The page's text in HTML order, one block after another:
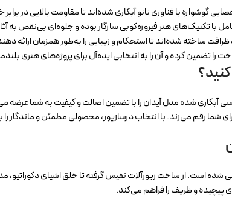
گوشواره با فناوری نانو آبکاری شده‌اند تا مقاومت بالایی در
با تکنیک‌های هنر فیروزه‌کوبی سازگار بوده و جلوه‌ای بی‌نقص به
ساخته شده‌اند تا استحکام و زیبایی را به‌طور همزمان ارائه
را تضمین کرده و آن را به انتخابی ایده‌آل برای پروژه‌های هنری
شده مدل آیدان را با تضمین اصالت و کیفیت به شما عرضه
شما رقم می‌زند. با انتخاب درسازیور، محصولی مطمئن و ماندگار
شده است. از ساخت زیورآلات نفیس گرفته تا خلق اشیای
پیچیده و ظریف را فراهم می‌کند.